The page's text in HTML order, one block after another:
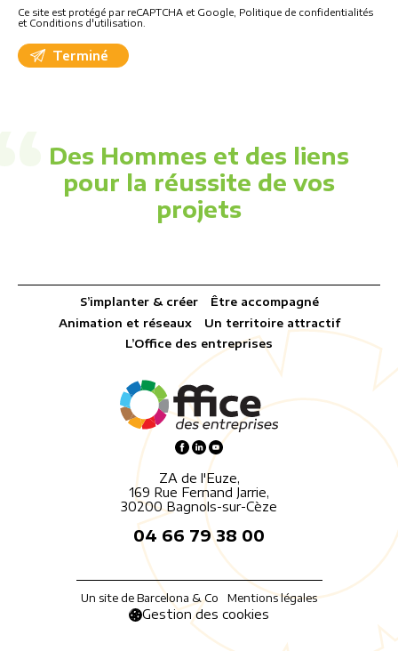
Ce site est protégé par reCAPTCHA et Google, Politique de confidentialités
et Conditions d'utilisation
Des Hommes et des liens
pour la réussite de vos
projets
S’implanter & créer
Être accompagné
Animation et réseaux
Un territoire attractif
L’Office des entreprises
ZA de l'Euze,
169 Rue Fernand Jarrie,
30200 Bagnols-sur-Cèze
04 66 79 38 00
Un site de Barcelona & Co Mentions légales
Gestion des cookies